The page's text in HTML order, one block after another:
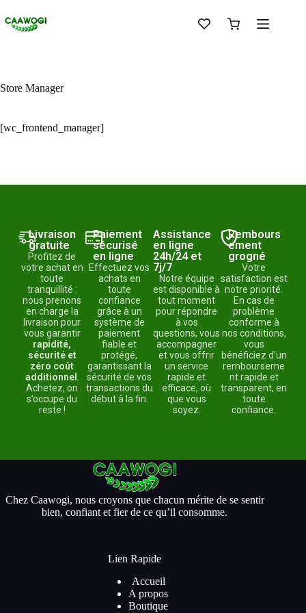
Store Manager
[wc_frontend_manager]
Livraison
gratuite
Profitez de
votre achat en
toute
tranquillité :
nous prenons
en charge la
livraison pour
vous garantir
rapidité,
sécurité et
zéro coût
additionnel
Achetez, on
s’occupe du
reste !
Paiement
sécurisé
en ligne
Effectuez vos
achats en
toute
confiance
grâce à un
système de
paiement
fiable et
protégé,
garantissant la
sécurité de vos
transactions du
début à la fin.
Assistance
en ligne
24h/24 et
7j/7
Notre équipe
est disponible à
tout moment
pour répondre
à vos
questions, vous
accompagner
et vous offrir
un service
rapide et
efficace, où
que vous
soyez.
Rembours
ement
grogné
Votre
satisfaction est
notre priorité.
En cas de
problème
conforme à
nos conditions,
vous
bénéficiez d’un
rembourseme
nt rapide et
transparent, en
toute
confiance.
Chez Caawogi, nous croyons que chacun mérite de se sentir
bien, confiant et fier de ce qu’il consomme.
Lien Rapide
Accueil
A propos
Boutique